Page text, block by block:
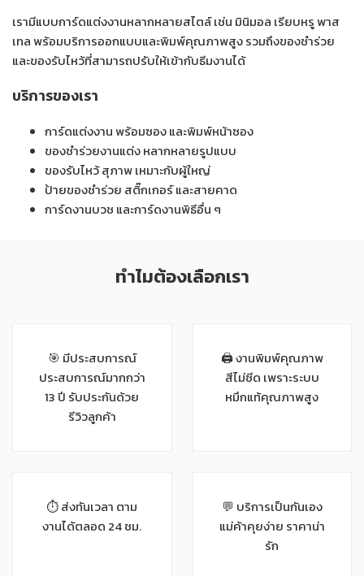
เรามีแบบการ์ดแต่งงานหลากหลายสไตล์ เช่น มินิมอล เรียบหรู พาส
เทล พร้อมบริการออกแบบและพิมพ์คุณภาพสูง รวมถึงของชำร่วย
และของรับไหว้ที่สามารถปรับให้เข้ากับธีมงานได้
บริการของเรา
การ์ดแต่งงาน พร้อมซอง และพิมพ์หน้าซอง
ของชำร่วยงานแต่ง หลากหลายรูปแบบ
ของรับไหว้ สุภาพ เหมาะกับผู้ใหญ่
ป้ายของชำร่วย สติ๊กเกอร์ และสายคาด
การ์ดงานบวช และการ์ดงานพิธีอื่น ๆ
ทำไมต้องเลือกเรา
🎯 มีประสบการณ์
ประสบการณ์มากกว่า
13 ปี รับประกันด้วย
รีวิวลูกค้า
🖨 งานพิมพ์คุณภาพ
สีไม่ซีด เพราะระบบ
หมึกแท้คุณภาพสูง
⏱ ส่งทันเวลา ตาม
งานได้ตลอด 24 ชม.
💬 บริการเป็นกันเอง
แม่ค้าคุยง่าย ราคาน่า
รัก